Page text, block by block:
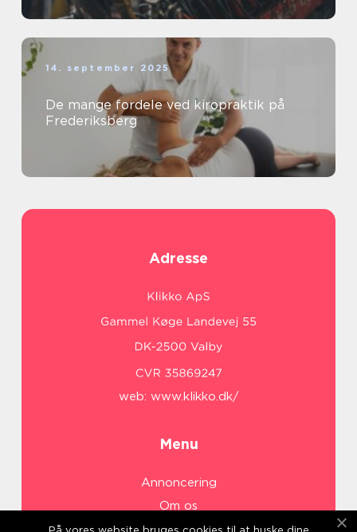
14. september 2025
De mange fordele ved kiropraktik på
Frederiksberg
Adresse
web: www.klikko.dk/
Menu
Annoncering
Om os
Cookies